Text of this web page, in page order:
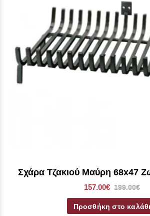
Σχάρα Τζακιού Μαύρη 68x47
157.00€ 199.00€
Προσθήκη στο καλάθι